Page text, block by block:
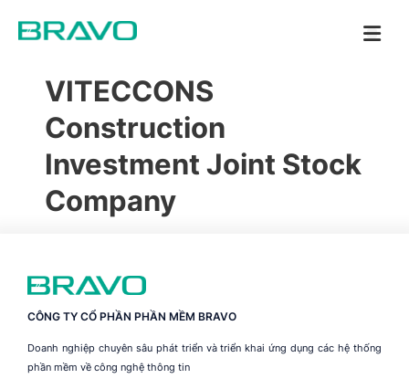
VITECCONS
Construction
Investment Joint Stock
Company
CÔNG TY CỔ PHẦN PHẦN MỀM BRAVO
Doanh nghiệp chuyên sâu phát triển và triển khai ứng dụng các hệ thống
phần mềm về công nghệ thông tin